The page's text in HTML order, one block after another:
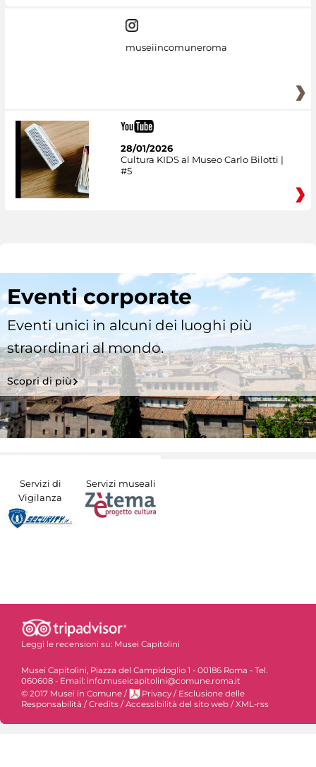
museiincomuneroma
28/01/2026
Cultura KIDS al Museo Carlo Bilotti |
#5
Eventi corporate
Eventi unici in alcuni dei luoghi più
straordinari al mondo.
Scopri di più
Servizi di
Vigilanza
Servizi museali
Leggi le recensioni su: Musei Capitolini
Musei Capitolini, Piazza del Campidoglio 1 - 00186 Roma - Tel.
060608 - Email: info.museicapitolini@comune.roma.it
© 2017 Musei in Comune / Privacy / Esclusione delle
Responsabilità /Credits /Accessibilità del sito web /XML-rss